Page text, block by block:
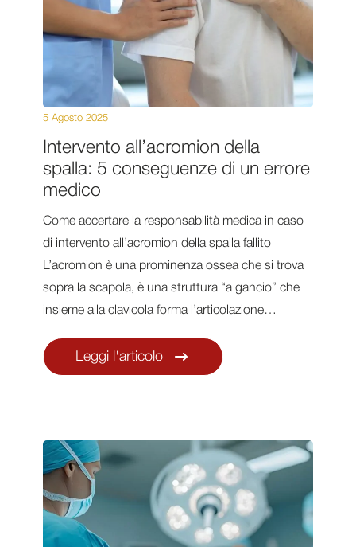
Intervento all’acromion della
spalla: 5 conseguenze di un errore
medico
5 Agosto 2025
Come accertare la responsabilità medica in caso
di intervento all’acromion della spalla fallito
L’acromion è una prominenza ossea che si trova
sopra la scapola, è una struttura “a gancio” che
insieme alla clavicola forma l’articolazione…
Leggi l'articolo